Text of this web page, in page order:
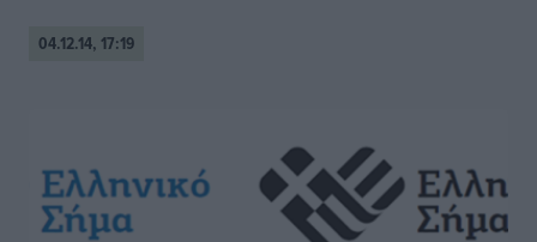
04.12.14, 17:19